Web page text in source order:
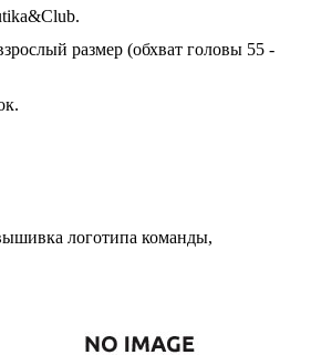
размер (обхват головы 55 -
логотипа команды,